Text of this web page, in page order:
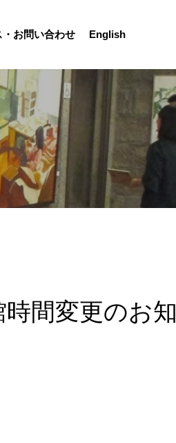
・お問い合わせ English
間変更のお知